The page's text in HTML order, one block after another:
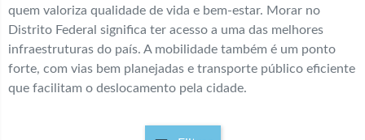
quem valoriza qualidade de vida e bem-estar. Morar no
Distrito Federal significa ter acesso a uma das melhores
infraestruturas do país. A mobilidade também é um ponto
forte, com vias bem planejadas e transporte público eficiente
que facilitam o deslocamento pela cidade.